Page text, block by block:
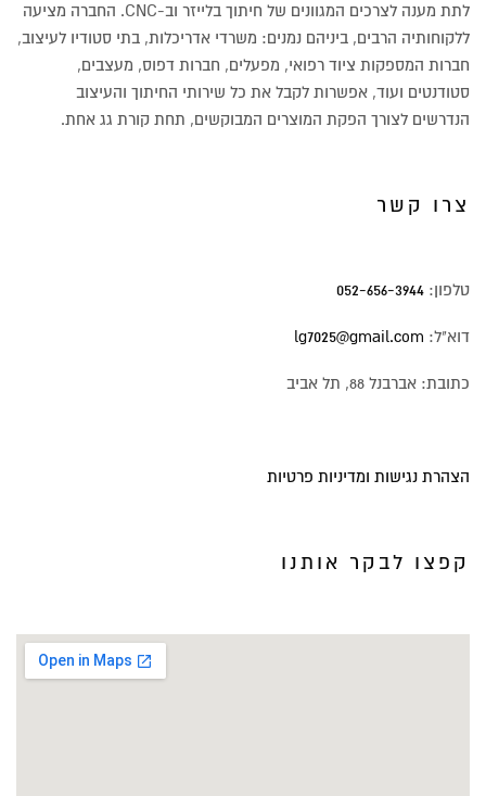
לתת מענה לצרכים המגוונים של חיתוך בלייזר וב-CNC. החברה מציעה
ללקוחותיה הרבים, ביניהם נמנים: משרדי אדריכלות, בתי סטודיו לעיצוב,
חברות המספקות ציוד רפואי, מפעלים, חברות דפוס, מעצבים,
סטודנטים ועוד, אפשרות לקבל את כל שירותי החיתוך והעיצוב
הנדרשים לצורך הפקת המוצרים המבוקשים, תחת קורת גג אחת.
צרו קשר
טלפון: 052-656-3944
דוא"ל: lg7025@gmail.com
כתובת: אברבנל 88, תל אביב
הצהרת נגישות ומדיניות פרטיות
קפצו לבקר אותנו